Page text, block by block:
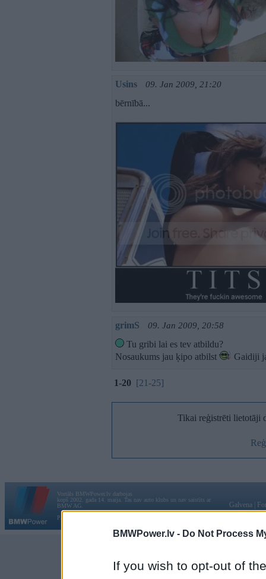
BMWPower.lv - Do Not Process
If you wish to opt-out of
Usins 09. Jan 2009, 21:20
bērnībā...
grimS 09. Jan 2009, 20:58
Tu gribi lai es tev atbildu?
Nosaukums jau ķipo atbilst
Gaidiji
1-20 [21-25]
Tikai reģistrēti lietotāji
Vortāls BMWPower.lv darbojas
kopš 2002. gada 14. maija. Tas nav auto klubs un nav saistīts ar
BMW AG.
Par BMWPower
Galvena